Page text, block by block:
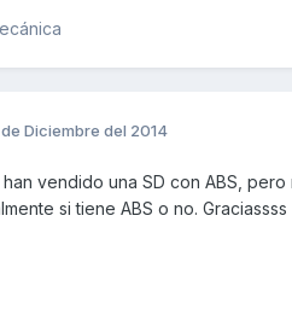
Diciembre del 2014
vendido una SD con ABS,
si tiene ABS o no. Graciassss